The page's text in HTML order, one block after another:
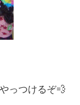
っつけるぞ💨